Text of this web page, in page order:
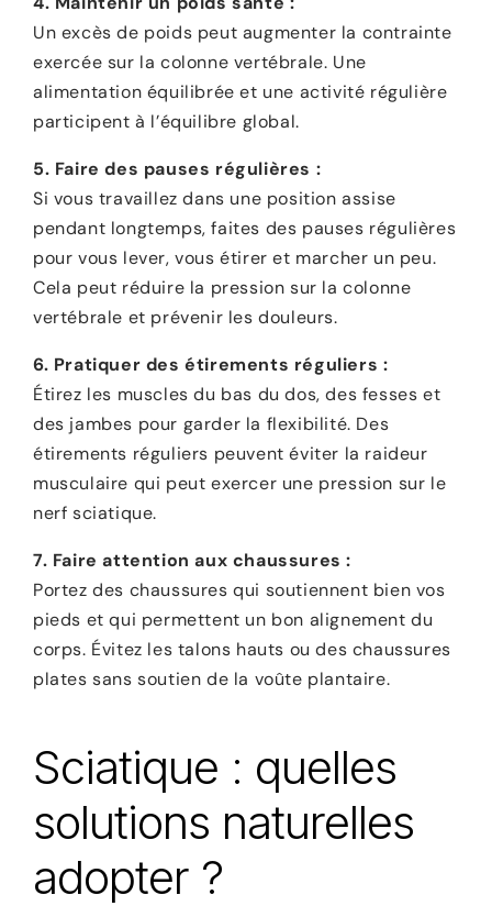
Un excès de poids peut augmenter la contrainte
exercée sur la colonne vertébrale. Une
alimentation équilibrée et une activité régulière
participent à l’équilibre global.
5. Faire des pauses régulières :
Si vous travaillez dans une position assise
pendant longtemps, faites des pauses régulières
pour vous lever, vous étirer et marcher un peu.
Cela peut réduire la pression sur la colonne
vertébrale et prévenir les douleurs.
6. Pratiquer des étirements réguliers :
Étirez les muscles du bas du dos, des fesses et
des jambes pour garder la flexibilité. Des
étirements réguliers peuvent éviter la raideur
musculaire qui peut exercer une pression sur le
nerf sciatique.
7. Faire attention aux chaussures :
Portez des chaussures qui soutiennent bien vos
pieds et qui permettent un bon alignement du
corps. Évitez les talons hauts ou des chaussures
plates sans soutien de la voûte plantaire.
Sciatique : quelles
solutions naturelles
adopter ?